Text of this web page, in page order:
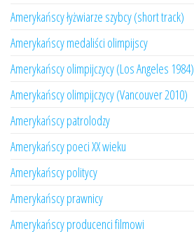
Amerykańscy łyżwiarze szybcy (short track)
Amerykańscy medaliści olimpijscy
Amerykańscy olimpijczycy (Los Angeles 1984)
Amerykańscy olimpijczycy (Vancouver 2010)
Amerykańscy patrolodzy
Amerykańscy poeci XX wieku
Amerykańscy politycy
Amerykańscy prawnicy
Amerykańscy producenci filmowi